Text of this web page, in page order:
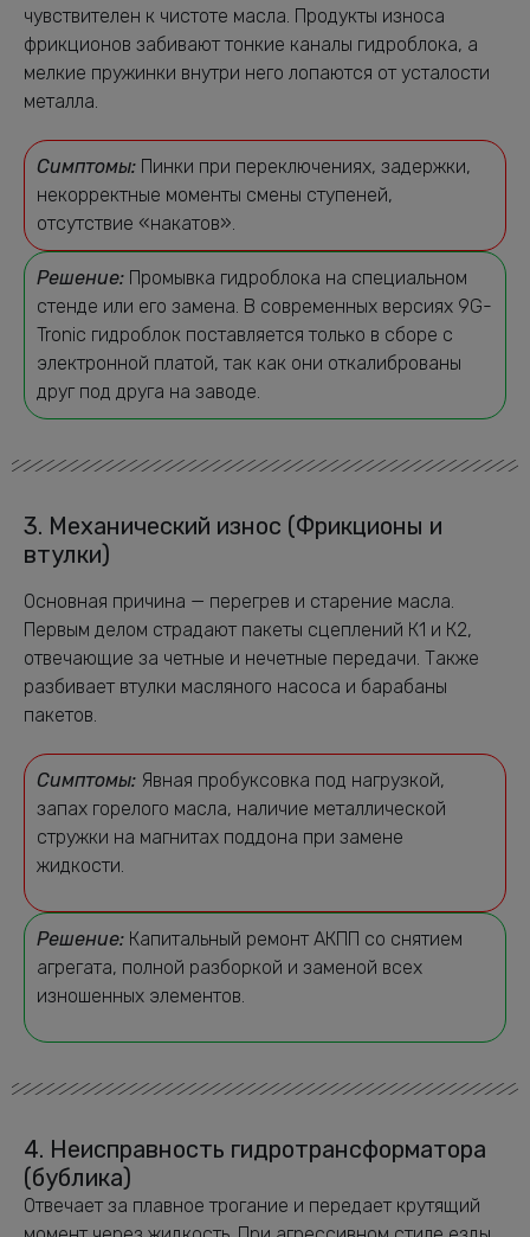
чувствителен к чистоте масла. Продукты износа
фрикционов забивают тонкие каналы гидроблока, а
мелкие пружинки внутри него лопаются от усталости
металла.
Симптомы: Пинки при переключениях, задержки,
некорректные моменты смены ступеней,
отсутствие «накатов».
Решение: Промывка гидроблока на специальном
стенде или его замена. В современных версиях 9G-
Tronic гидроблок поставляется только в сборе с
электронной платой, так как они откалиброваны
друг под друга на заводе.
3. Механический износ (Фрикционы и
втулки)
Основная причина — перегрев и старение масла.
Первым делом страдают пакеты сцеплений К1 и К2,
отвечающие за четные и нечетные передачи. Также
разбивает втулки масляного насоса и барабаны
пакетов.
Симптомы: Явная пробуксовка под нагрузкой,
запах горелого масла, наличие металлической
стружки на магнитах поддона при замене
жидкости.
Решение: Капитальный ремонт АКПП со снятием
агрегата, полной разборкой и заменой всех
изношенных элементов.
4. Неисправность гидротрансформатора
(бублика)
Отвечает за плавное трогание и передает крутящий